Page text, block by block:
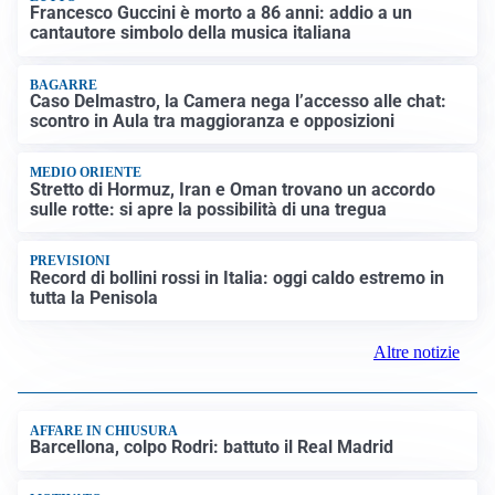
Francesco Guccini è morto a 86 anni: addio a un
cantautore simbolo della musica italiana
BAGARRE
Caso Delmastro, la Camera nega l’accesso alle chat:
scontro in Aula tra maggioranza e opposizioni
MEDIO ORIENTE
Stretto di Hormuz, Iran e Oman trovano un accordo
sulle rotte: si apre la possibilità di una tregua
PREVISIONI
Record di bollini rossi in Italia: oggi caldo estremo in
tutta la Penisola
Altre notizie
AFFARE IN CHIUSURA
Barcellona, colpo Rodri: battuto il Real Madrid